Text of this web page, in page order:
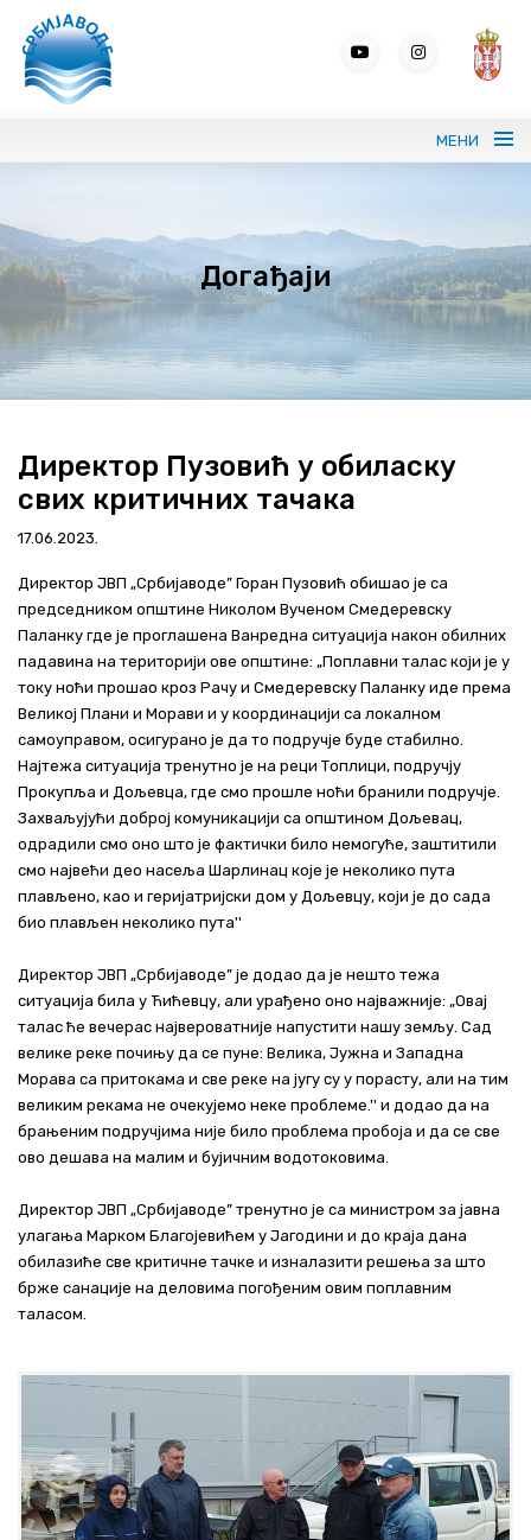
МЕНИ
Портрет ЈВП СРБИЈАВОДЕ
Вода без граница
ВИС
Програми и извештаји
Контакт
+381 11 311 94 00 office@srbijavode.rs
Догађаји
Директор Пузовић у обиласку
свих критичних тачака
17.06.2023.
​Директор ЈВП „Србијаводе” Горан Пузовић обишао је са
председником општине Николом Вученом Смедеревску
Паланку где је проглашена Ванредна ситуација након обилних
падавина на територији ове општине: „Поплавни талас који је у
току ноћи прошао кроз Рачу и Смедеревску Паланку иде према
Великој Плани и Морави и у координацији са локалном
самоуправом, осигурано је да то подручје буде стабилно.
Најтежа ситуација тренутно је на реци Топлици, подручју
Прокупља и Дољевца, где смо прошле ноћи бранили подручје.
Захваљујући доброј комуникацији са општином Дољевац,
одрадили смо оно што је фактички било немогуће, заштитили
смо највећи део насеља Шарлинац које је неколико пута
плављено, као и геријатријски дом у Дољевцу, који је до сада
био плављен неколико пута''
Директор ЈВП „Србијаводе” је додао да је нешто тежа
ситуација била у Ћићевцу, али урађено оно најважније: „Овај
талас ће вечерас највероватније напустити нашу земљу. Сад
велике реке почињу да се пуне: Велика, Јужна и Западна
Морава са притокама и све реке на југу су у порасту, али на тим
великим рекама не очекујемо неке проблеме.'' и додао да на
брањеним подручјима није било проблема пробоја и да се све
ово дешава на малим и бујичним водотоковима.
Директор ЈВП „Србијаводе” тренутно је са министром за јавна
улагања Марком Благојевићем у Јагодини и до краја дана
обилазиће све критичне тачке и изналазити решења за што
брже санације на деловима погођеним овим поплавним
таласом.